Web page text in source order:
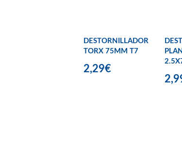
DESTORNILLADOR
TORX 75MM T7
2,29€